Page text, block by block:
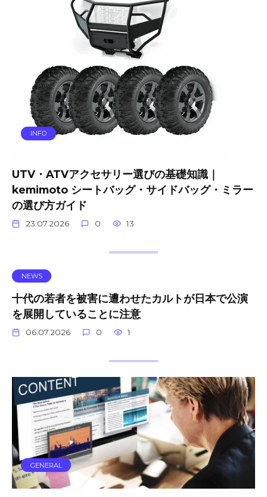
INFO
UTV・ATVアクセサリー選びの基礎知識｜
kemimoto シートバッグ・サイドバッグ・ミラー
の選び方ガイド
23.07.2026 0 13
NEWS
十代の若者を被害に遭わせたカルトが日本で公演
を展開していることに注意
06.07.2026 0 1
GENERAL